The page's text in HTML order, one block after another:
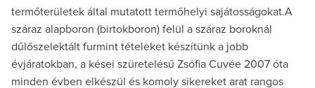
termőterületek által mutatott termőhelyi sajátosságokat.A
száraz alapboron (birtokboron) felül a száraz boroknál
dűlőszelektált furmint tételeket készítünk a jobb
évjáratokban, a kései szüretelésű Zsófia Cuvée 2007 óta
minden évben elkészül és komoly sikereket arat rangos